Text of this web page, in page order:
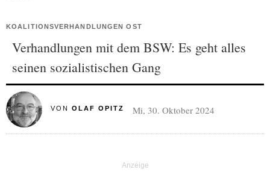
KOALITIONSVERHANDLUNGEN OST
Verhandlungen mit dem BSW: Es geht alles
seinen sozialistischen Gang
VON OLAF OPITZ Mi, 30. Oktober 2024